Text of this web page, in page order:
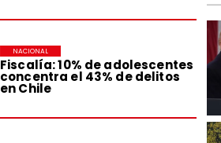
Fiscalía: 10% de adolescentes
concentra el 43% de delitos
en Chile
NACIONAL